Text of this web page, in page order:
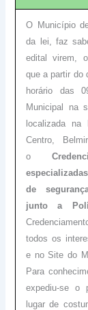
O Município
da lei, faz
edital virem,
que a partir do
horário das
Municipal na
localizada na
Centro,
o
de
junto a
todos os
e no Site do
Para
expediu-se o
lugar de